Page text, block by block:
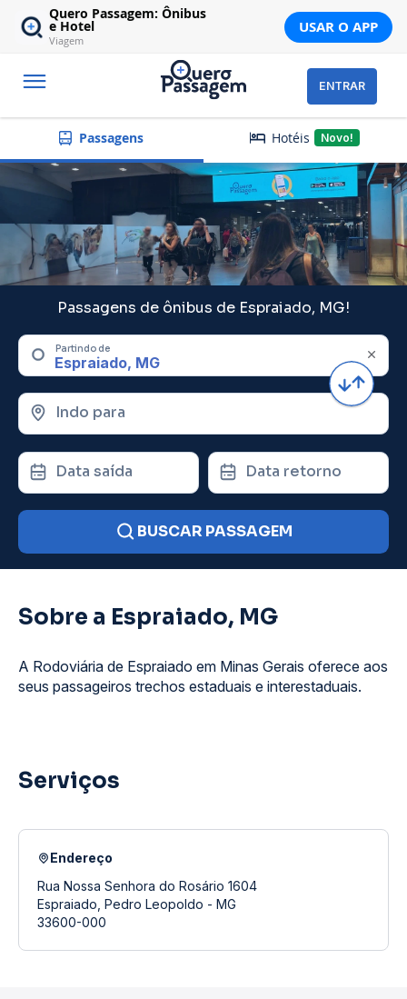
Quero Passagem: Ônibus
e Hotel
Viagem
USAR O APP
ENTRAR
Passagens Hotéis Novo!
Passagens de ônibus de Espraiado, MG!
Partindo de
Indo para
Data saída Data retorno
BUSCAR PASSAGEM
Sobre a Espraiado, MG
A Rodoviária de Espraiado em Minas Gerais oferece aos
seus passageiros trechos estaduais e interestaduais.
Serviços
Endereço
Rua Nossa Senhora do Rosário 1604
Espraiado, Pedro Leopoldo - MG
33600-000